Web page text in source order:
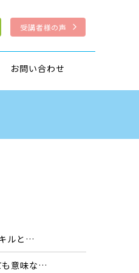
受講者様の声
お問い合わせ
ルと…
も意味な…